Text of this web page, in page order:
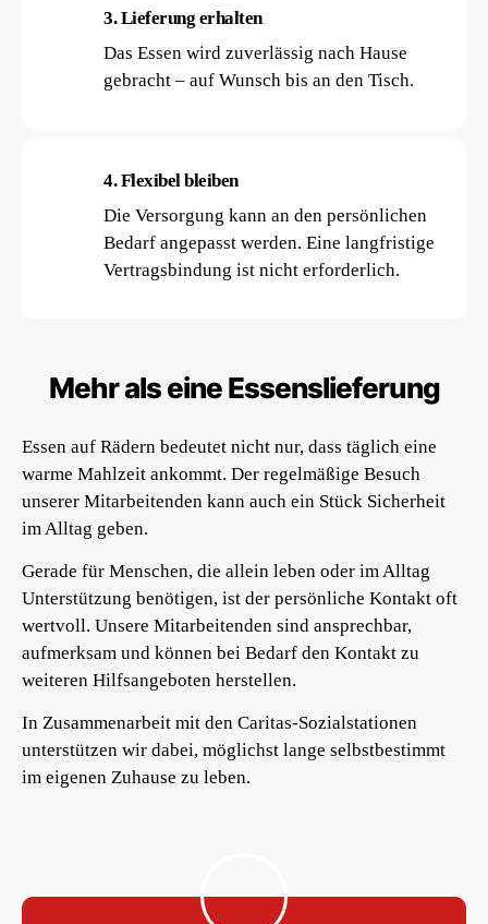
3. Lieferung erhalten
Das Essen wird zuverlässig nach Hause
gebracht – auf Wunsch bis an den Tisch.
4. Flexibel bleiben
Die Versorgung kann an den persönlichen
Bedarf angepasst werden. Eine langfristige
Vertragsbindung ist nicht erforderlich.
Mehr als eine Essenslieferung
Essen auf Rädern bedeutet nicht nur, dass täglich eine
warme Mahlzeit ankommt. Der regelmäßige Besuch
unserer Mitarbeitenden kann auch ein Stück Sicherheit
im Alltag geben.
Gerade für Menschen, die allein leben oder im Alltag
Unterstützung benötigen, ist der persönliche Kontakt oft
wertvoll. Unsere Mitarbeitenden sind ansprechbar,
aufmerksam und können bei Bedarf den Kontakt zu
weiteren Hilfsangeboten herstellen.
In Zusammenarbeit mit den Caritas-Sozialstationen
unterstützen wir dabei, möglichst lange selbstbestimmt
im eigenen Zuhause zu leben.